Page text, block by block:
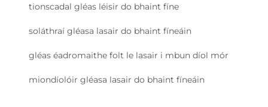
tionscadal gléas léisir do bhaint fíne
soláthraí gléasa lasair do bhaint fíneáin
gléas éadromaithe folt le lasair i mbun díol mór
miondíolóir gléasa lasair do bhaint fíneáin